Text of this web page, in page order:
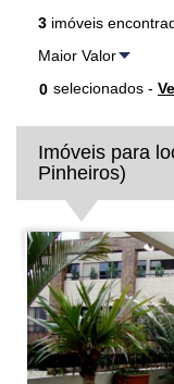
3 imóveis
0 selecionados -
Imóveis para
Pinheiros)